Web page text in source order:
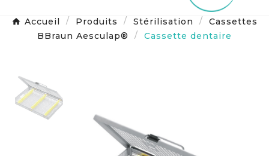
Accueil Produits Stérilisation
Cassettes
BBraun Aesculap®
Cassette dentaire